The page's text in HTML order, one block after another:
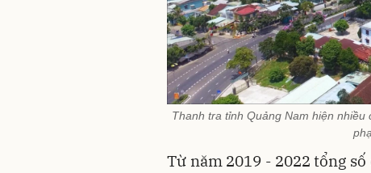
Thanh tra tỉnh Quảng Nam hiện
Từ năm 2019 - 2022 tổng